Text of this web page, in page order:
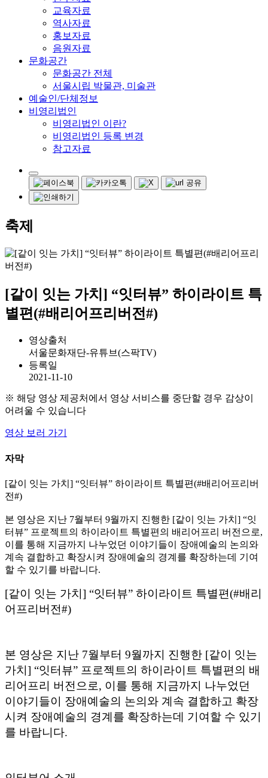
[같이 잇는 가치] “잇터뷰” 하이라이트 특
별편(#배리어프리버전#)
서울문화재단-유튜브(스팍TV)
2021-11-10
※ 해당 영상 제공처에서 영상 서비스를 중단할 경우 감상이 어
려울 수 있습니다
영상 보러 가기
[같이 잇는 가치] “잇터뷰” 하이라이트 특별편(#배리어프리버전
본 영상은 지난 7월부터 9월까지 진행한 [같이 잇는 가치] “잇터
뷰” 프로젝트의 하이라이트 특별편의 배리어프리 버전으로, 이
결합하고 확장시켜 장애예술의 경계를 확장하는데 기여할 수 있
기를 바랍니다.
[같이 잇는 가치] “잇터뷰” 하이라이트 특별편(#배리
어프리버전#)
본 영상은 지난 7월부터 9월까지 진행한 [같이 잇는 가
치] “잇터뷰” 프로젝트의 하이라이트 특별편의 배리어
프리 버전으로, 이를 통해 지금까지 나누었던 이야기
들이 장애예술의 논의와 계속 결합하고 확장시켜 장애
예술의 경계를 확장하는데 기여할 수 있기를 바랍니
인터뷰어 소개
문영민: 장애인 공연예술, 장애정체성, 장애인의 몸,
장애인의 건강 불평등을 연구하고 있다. 프로젝트 극
에 창작자로 참여하였고, 연으로 공연접근성 문제를
프로젝트 "잇터뷰"는 우리가 그동안 ‘장애예술가’로
정의하였던 공인된 장애를 가진 예술가들의 이야기뿐
만 아니라, 불완전한 건강, 예측가능하지 않은 신체를
가진 사람들의 이야기들이 어떻게 장애예술과 연결되
는지에 주목합니다.
어 존재하였던 이야기들을 엮어내고,
그러한 이야기들이 어떠한 방식으로 장애예술의 외연
목록
이용안내
개인정보처리방침
이메일 무단수집거부
사이트맵
서울문화포털 유튜브
서울문화포털 페이스북